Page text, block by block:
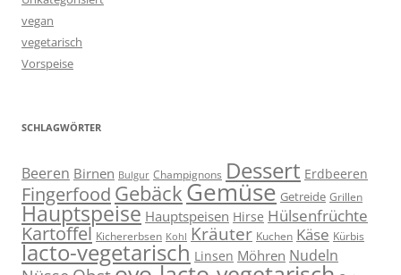
vegan
vegetarisch
Vorspeise
SCHLAGWÖRTER
Beeren Birnen Bulgur Champignons Dessert Erdbeeren
Fingerfood Gebäck Gemüse Getreide Grillen
Hauptspeise Hauptspeisen Hirse Hülsenfrüchte
Kartoffel Kichererbsen Kohl Kräuter Kuchen Käse Kürbis
lacto-vegetarisch Linsen Möhren Nudeln